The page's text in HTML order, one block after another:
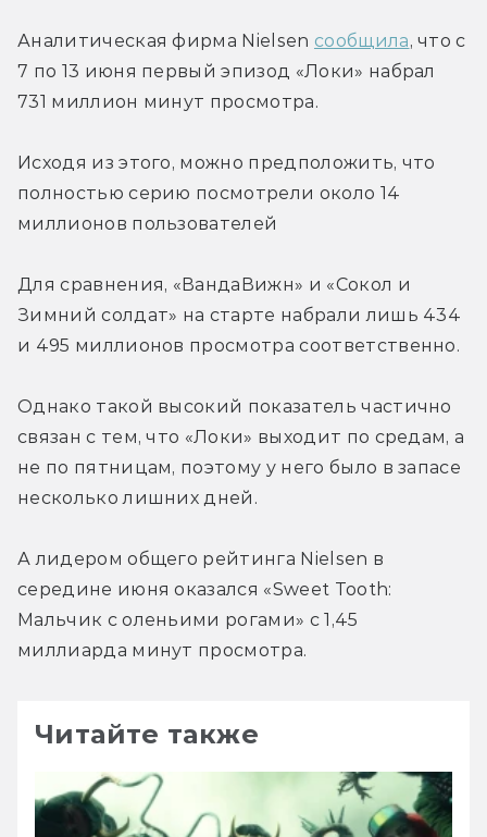
Аналитическая фирма Nielsen сообщила, что с
7 по 13 июня первый эпизод «Локи» набрал
731 миллион минут просмотра.
Исходя из этого, можно предположить, что
полностью серию посмотрели около 14
миллионов пользователей
Для сравнения, «ВандаВижн» и «Сокол и
Зимний солдат» на старте набрали лишь 434
и 495 миллионов просмотра соответственно.
Однако такой высокий показатель частично
связан с тем, что «Локи» выходит по средам, а
не по пятницам, поэтому у него было в запасе
несколько лишних дней.
А лидером общего рейтинга Nielsen в
середине июня оказался «Sweet Tooth:
Мальчик с оленьими рогами» c 1,45
миллиарда минут просмотра.
Читайте также